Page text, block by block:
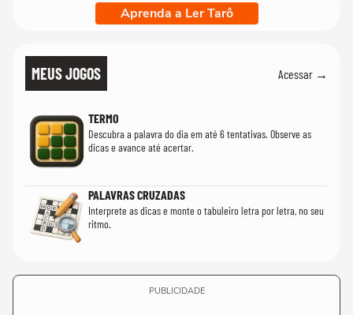
Aprenda a Ler Tarô
MEUS JOGOS Acessar →
TERMO
Descubra a palavra do dia em até 6 tentativas. Observe as
dicas e avance até acertar.
PALAVRAS CRUZADAS
Interprete as dicas e monte o tabuleiro letra por letra, no seu
ritmo.
PUBLICIDADE